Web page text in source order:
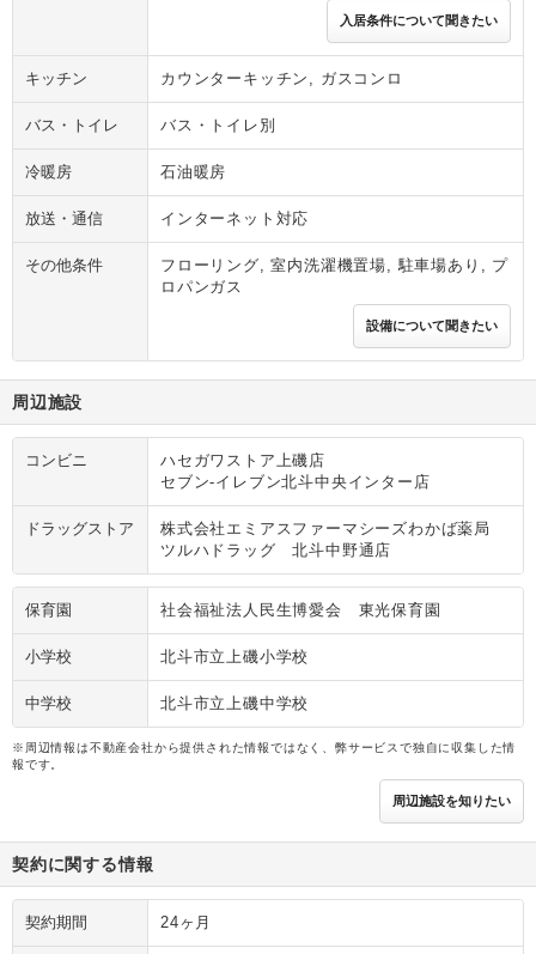
入居条件について聞きたい
キッチン カウンターキッチン, ガスコンロ
バス・トイレ バス・トイレ別
冷暖房 石油暖房
放送・通信 インターネット対応
その他条件
フローリング, 室内洗濯機置場, 駐車場あり, プ
ロパンガス
設備について聞きたい
周辺施設
コンビニ
ハセガワストア上磯店
セブン‐イレブン北斗中央インター店
ドラッグストア
株式会社エミアスファーマシーズわかば薬局
ツルハドラッグ 北斗中野通店
保育園 社会福祉法人民生博愛会 東光保育園
小学校 北斗市立上磯小学校
中学校 北斗市立上磯中学校
※周辺情報は不動産会社から提供された情報ではなく、弊サービスで独自に収集した情
報です。
周辺施設を知りたい
契約に関する情報
契約期間 24ヶ月